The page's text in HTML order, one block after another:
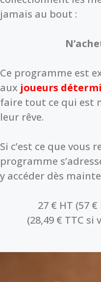
jamais au bout :
Ce programme est
aux joueurs
faire tout ce qui est
leur rêve.
Si c’est ce que vous
programme
y accéder dès
27 € HT (57 €
(28,49 € TTC si